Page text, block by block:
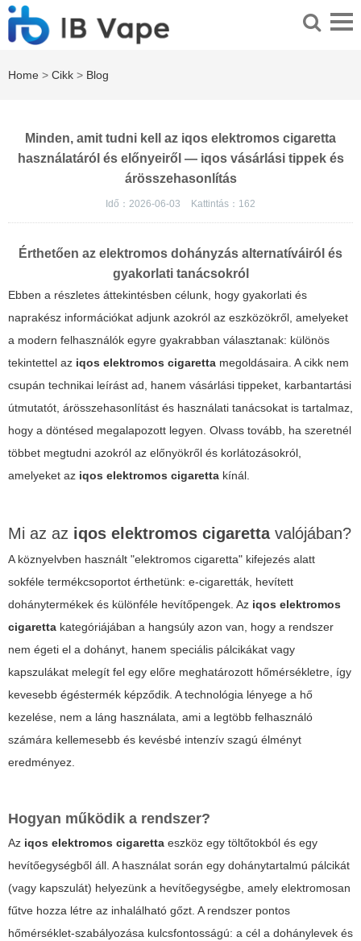
Home > Cikk > Blog
Minden, amit tudni kell az iqos elektromos cigaretta
használatáról és előnyeiről — iqos vásárlási tippek és
árösszehasonlítás
Idő：2026-06-03 Kattintás： 162
Érthetően az elektromos dohányzás alternatíváiról és
gyakorlati tanácsokról
Ebben a részletes áttekintésben célunk, hogy gyakorlati és
naprakész információkat adjunk azokról az eszközökről, amelyeket
a modern felhasználók egyre gyakrabban választanak: különös
tekintettel az iqos elektromos cigaretta megoldásaira. A cikk nem
csupán technikai leírást ad, hanem vásárlási tippeket, karbantartási
útmutatót, árösszehasonlítást és használati tanácsokat is tartalmaz,
hogy a döntésed megalapozott legyen. Olvass tovább, ha szeretnél
többet megtudni azokról az előnyökről és korlátozásokról,
amelyeket az iqos elektromos cigaretta kínál.
Mi az az iqos elektromos cigarettavalójában?
A köznyelvben használt "elektromos cigaretta" kifejezés alatt
sokféle termékcsoportot érthetünk: e-cigaretták, hevített
dohánytermékek és különféle hevítőpengek. Az iqos elektromos
cigaretta kategóriájában a hangsúly azon van, hogy a rendszer
nem égeti el a dohányt, hanem speciális pálcikákat vagy
kapszulákat melegít fel egy előre meghatározott hőmérsékletre, így
kevesebb égéstermék képződik. A technológia lényege a hő
kezelése, nem a láng használata, ami a legtöbb felhasználó
számára kellemesebb és kevésbé intenzív szagú élményt
eredményez.
Hogyan működik a rendszer?
Az iqos elektromos cigaretta eszköz egy töltőtokból és egy
hevítőegységből áll. A használat során egy dohánytartalmú pálcikát
(vagy kapszulát) helyezünk a hevítőegységbe, amely elektromosan
fűtve hozza létre az inhalálható gőzt. A rendszer pontos
hőmérséklet-szabályozása kulcsfontosságú: a cél a dohánylevek és